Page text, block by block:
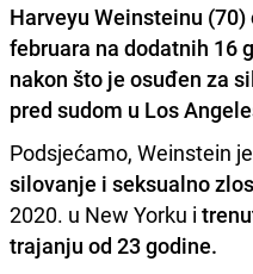
Harveyu Weinsteinu
februara na dodatnih 16
nakon što je osuđen za
pred sudom u Los
Podsjećamo, Weinstein
silovanje i seksualno
2020. u New Yorku i
trajanju od 23 godine.